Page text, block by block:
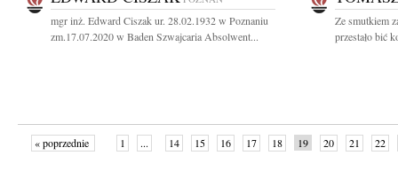
mgr inż. Edward Ciszak ur. 28.02.1932 w Poznaniu
zm.17.07.2020 w Baden Szwajcaria Absolwent...
Ze smutkiem
przestało bić
« poprzednie 1 ... 14 15 16 17 18 19 20 21
22